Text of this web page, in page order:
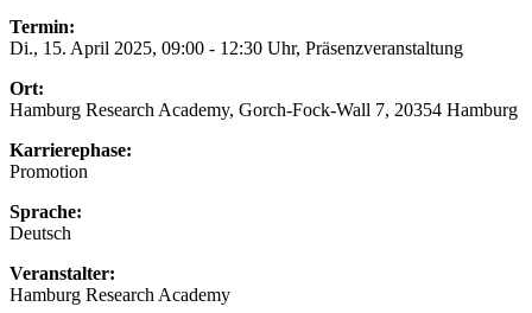
Termin:
Di., 15. April 2025, 09:00 - 12:30 Uhr, Präsenzveranstaltung
Ort:
Hamburg Research Academy, Gorch-Fock-Wall 7, 20354 Hamburg
Karrierephase:
Promotion
Sprache:
Deutsch
Veranstalter:
Hamburg Research Academy